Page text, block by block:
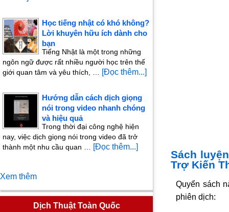
Sách
Trợ Kiến
Quyển sách
phiên dịch:
Học tiếng nhật có khó không?
Lời khuyên hữu ích dành cho
bạn
Tiếng Nhật là một trong những
ngôn ngữ được rất nhiều người học trên thế
giới quan tâm và yêu thích, …
[Đọc thêm...]
Hướng dẫn cách dịch giọng
nói trong video nhanh chóng
và hiệu quả
Trong thời đại công nghệ hiện
nay, việc dịch giọng nói trong video đã trở
thành một nhu cầu quan …
[Đọc thêm...]
Xem thêm
Dịch Thuật Toàn Quốc